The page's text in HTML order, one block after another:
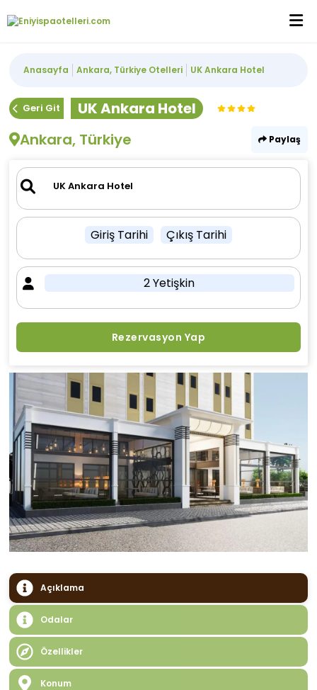
Anasayfa Ankara, Türkiye Otelleri UK Ankara Hotel
Geri Git
UK Ankara Hotel
Ankara, Türkiye
Paylaş
Giriş Tarihi Çıkış Tarihi
2 Yetişkin
Rezervasyon Yap
Açıklama
Odalar
Özellikler
Konum